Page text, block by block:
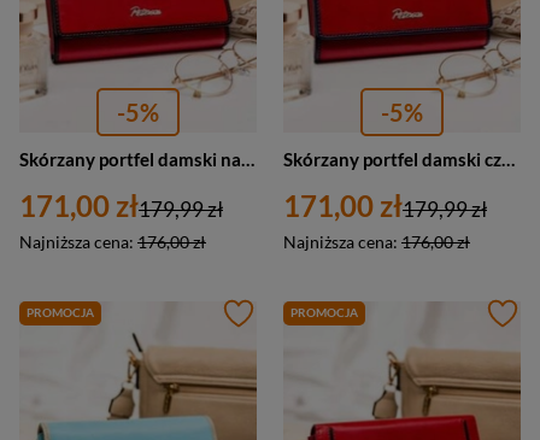
-5%
Skórzany portfel damski na karty zatrzask i suwak czerwony - Peterson KA-24
171,00 zł
Najniższa cena: 176,00 zł
179,99 zł
-5%
Skórzany portfel damski czerwony na zatrzask i suwak - Peterson KA-24
171,00 zł
Najniższa cena: 176,00 zł
179,99 zł
PROMOCJA PROMOCJA